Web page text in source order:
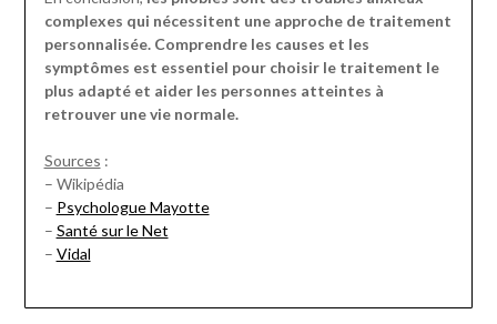
complexes qui nécessitent une approche de traitement
personnalisée. Comprendre les causes et les
symptômes est essentiel pour choisir le traitement le
plus adapté et aider les personnes atteintes à
retrouver une vie normale.
Sources :
– Wikipédia
– Psychologue Mayotte
– Santé sur le Net
– Vidal